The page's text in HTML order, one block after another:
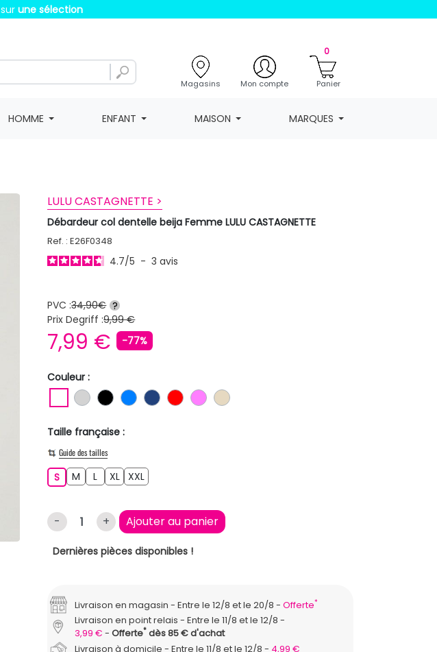
sur une sélection
Magasins Mon compte
0
Panier
HOMME ENFANT MAISON MARQUES
LULU CASTAGNETTE >
Débardeur col dentelle beija Femme LULU CASTAGNETTE
Ref. : E26F0348
4.7/5 - 3avis
PVC :34,90€ ?
Prix Degriff :9,99 €
7,99 € -77%
Couleur :
BLANCGRIS CLAIR
NOIRBLEUBLEU FONCE
ROUGEROSEBEIGE
Taille française :
Guide des tailles
SS M LL XLXLXXLXXL
- + Ajouter au panier
Dernières pièces disponibles !
Livraison en magasin Entre le 12/8 et le 20/8 Offerte*
Livraison en point relais
Entre le 11/8 et le 12/8
3,99 €
Offerte*dès 85 € d'achat
Livraison à domicile
Entre le 11/8 et le 12/8
4,99 €